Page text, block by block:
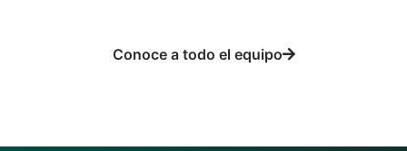
Conoce a todo el equipo